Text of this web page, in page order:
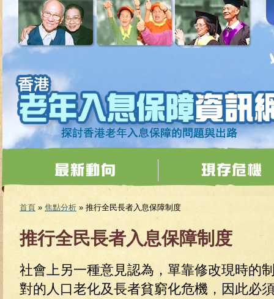
移至主內容
您在這裡
首頁 » 焦點分析 » 推行全民長者入息保障制度
推行全民長者入息保障制度
社會上另一種意見認為，單靠修改現時的
對的人口老化及長者貧窮化危機，因此必